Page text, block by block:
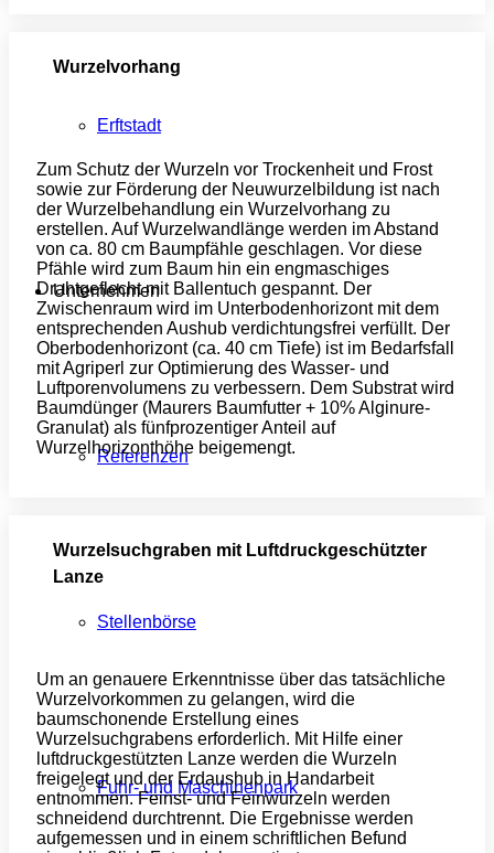
Erftstadt
Unternehmen
Referenzen
Stellenbörse
Fuhr- und Maschinenpark
Wurzelvorhang
Zum Schutz der Wurzeln vor Trockenheit und Frost
sowie zur Förderung der Neuwurzelbildung ist nach
der Wurzelbehandlung ein Wurzelvorhang zu
erstellen. Auf Wurzelwandlänge werden im Abstand
von ca. 80 cm Baumpfähle geschlagen. Vor diese
Pfähle wird zum Baum hin ein engmaschiges
Drahtgeflecht mit Ballentuch gespannt. Der
Zwischenraum wird im Unterbodenhorizont mit dem
entsprechenden Aushub verdichtungsfrei verfüllt. Der
Oberbodenhorizont (ca. 40 cm Tiefe) ist im Bedarfsfall
mit Agriperl zur Optimierung des Wasser- und
Luftporenvolumens zu verbessern. Dem Substrat wird
Baumdünger (Maurers Baumfutter + 10% Alginure-
Granulat) als fünfprozentiger Anteil auf
Wurzelhorizonthöhe beigemengt.
Wurzelsuchgraben mit Luftdruckgeschützter
Lanze
Um an genauere Erkenntnisse über das tatsächliche
Wurzelvorkommen zu gelangen, wird die
baumschonende Erstellung eines
Wurzelsuchgrabens erforderlich. Mit Hilfe einer
luftdruckgestützten Lanze werden die Wurzeln
freigelegt und der Erdaushub in Handarbeit
entnommen. Feinst- und Feinwurzeln werden
schneidend durchtrennt. Die Ergebnisse werden
aufgemessen und in einem schriftlichen Befund